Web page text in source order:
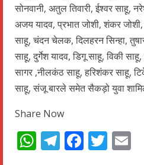
सोनवानी, अतुल तिवारी, ईश्वर साहू,
अजय यादव, प्रभात जोशी, शंकर
साहू, चंदन चेलक, दिलहरन सिन्हा,
साहू, दुर्गेश यादव, डिगू साहू, विकी
सागर ,नीलकंठ साहू, हरिशंकर साहू,
साहू, संजू बारले समेत सैकड़ो युवा
Share Now
WhatsApp
Telegram